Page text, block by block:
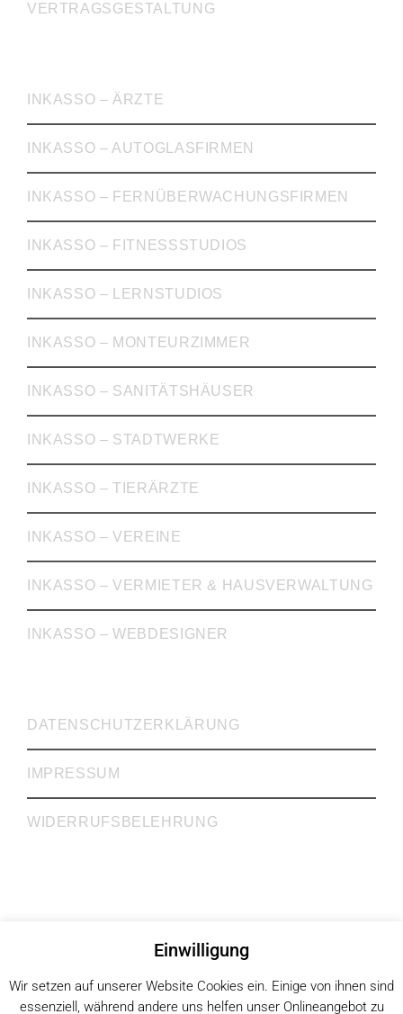
VERTRAGSGESTALTUNG
INKASSO – ÄRZTE
INKASSO – AUTOGLASFIRMEN
INKASSO – FERNÜBERWACHUNGSFIRMEN
INKASSO – FITNESSSTUDIOS
INKASSO – LERNSTUDIOS
INKASSO – MONTEURZIMMER
INKASSO – SANITÄTSHÄUSER
INKASSO – STADTWERKE
INKASSO – TIERÄRZTE
INKASSO – VEREINE
INKASSO – VERMIETER & HAUSVERWALTUNG
INKASSO – WEBDESIGNER
DATENSCHUTZERKLÄRUNG
IMPRESSUM
WIDERRUFSBELEHRUNG
Rechtsanwälte Dr. Krieg, Gill, Gehrke GbR
Rechtsberatung | Steuerberatung | Inkasso
Köln | Mülheim an der Ruhr
© 2026
Einwilligung
Wir setzen auf unserer Website Cookies ein. Einige von ihnen sind
essenziell, während andere uns helfen unser Onlineangebot zu